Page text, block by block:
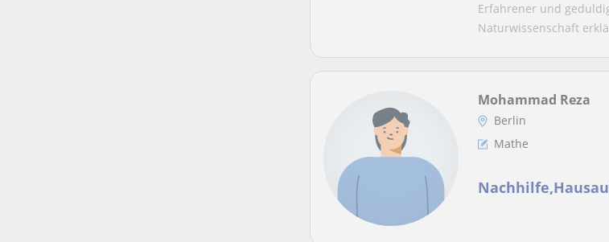
Erfahrener und
Naturwissenschaft
Mohammad Reza
Berlin
Mathe